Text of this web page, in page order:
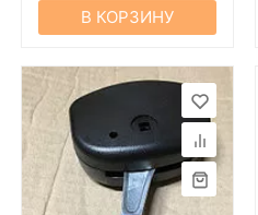
В КОРЗИНУ